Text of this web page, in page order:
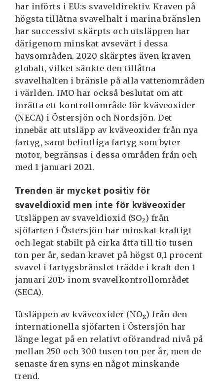
har införts i EU:s svaveldirektiv. Kraven på
högsta tillåtna svavelhalt i marina bränslen
har successivt skärpts och utsläppen har
därigenom minskat avsevärt i dessa
havsområden. 2020 skärptes även kraven
globalt, vilket sänkte den tillåtna
svavelhalten i bränsle på alla vattenområden
i världen. IMO har också beslutat om att
inrätta ett kontrollområde för kväveoxider
(NECA) i Östersjön och Nordsjön. Det
innebär att utsläpp av kväveoxider från nya
fartyg, samt befintliga fartyg som byter
motor, begränsas i dessa områden från och
med 1 januari 2021.
Trenden är mycket positiv för
svaveldioxid men inte för kväveoxider
Utsläppen av svaveldioxid (SO2) från
sjöfarten i Östersjön har minskat kraftigt
och legat stabilt på cirka åtta till tio tusen
ton per år, sedan kravet på högst 0,1 procent
svavel i fartygsbränslet trädde i kraft den 1
januari 2015 inom svavelkontrollområdet
(SECA).
Utsläppen av kväveoxider (NOx) från den
internationella sjöfarten i Östersjön har
länge legat på en relativt oförandrad nivå på
mellan 250 och 300 tusen ton per år, men de
senaste åren syns en något minskande
trend.